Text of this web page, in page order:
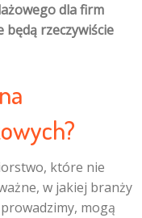
dla firm
będą rzeczywiście
które nie
w jakiej branży
mogą